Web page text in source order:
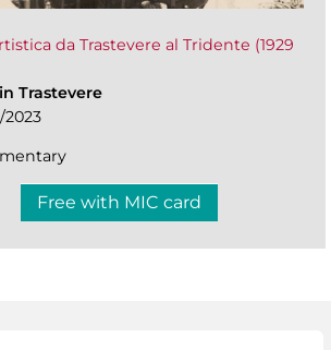
da Trastevere al Tridente (1929
Trastevere
2023
Free with MIC card